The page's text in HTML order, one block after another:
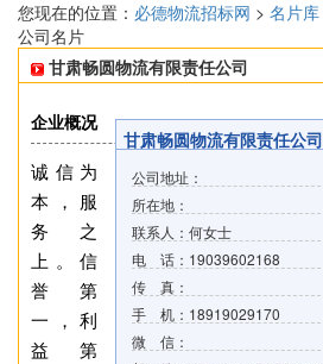
您现在的位置： 必德物流招标网 > 名片库
公司名片
甘肃畅圆物流有限责任公司
甘肃畅圆物流有限责任公司
公司地址：
所在地：
联系人：何女士
电 话：19039602168
传 真：
手 机：18919029170
微 信：
企业概况
诚信为
本，服
务之
上。信
誉第
一，利
益第